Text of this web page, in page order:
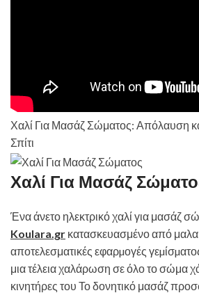
Χαλί Για Μασάζ Σώματος: Απόλαυση
Σπίτι
Χαλί Για Μασάζ
Ένα άνετο ηλεκτρικό χαλί για μασάζ
Koulara.gr κατασκευασμένο από
αποτελεσματικές εφαρµογές
μια τέλεια χαλάρωση σε όλο το σώμα
κινητήρες του Το δονητικό μασάζ